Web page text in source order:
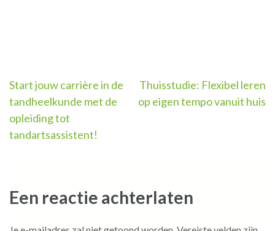
Berichtnavigatie
Start jouw carrière in de
tandheelkunde met de
opleiding tot
tandartsassistent!
Thuisstudie: Flexibel leren
op eigen tempo vanuit huis
Een reactie achterlaten